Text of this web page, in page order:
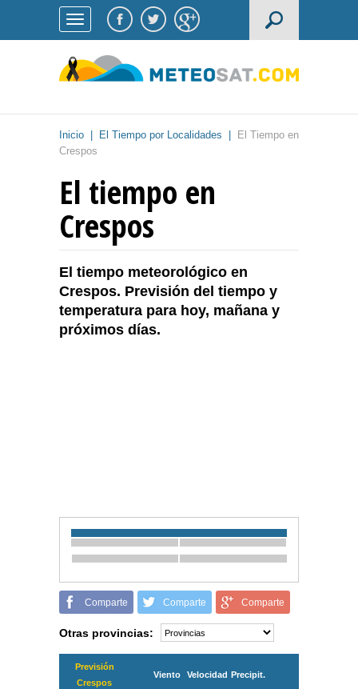
Inicio El Tiempo por Localidades
El Tiempo en
Crespos
El tiempo en
Crespos
El tiempo meteorológico en
Crespos. Previsión del tiempo y
temperatura para hoy, mañana y
próximos días.
Comparte Comparte Comparte
Otras provincias:
Previsión
Crespos
Viento Velocidad Precipit.